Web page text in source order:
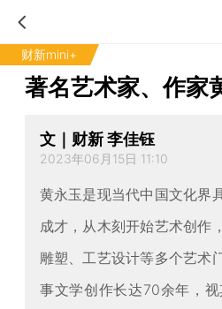
财新mini+
著名艺术家、作家
文｜财新 李佳钰
2023年06月15日 11:10
黄永玉是现当代中国文化界
成才，从木刻开始艺术创作
雕塑、工艺设计等多个艺术
事文学创作长达70余年，